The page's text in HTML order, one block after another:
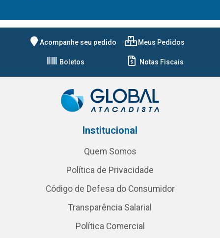
Acompanhe seu pedido Meus Pedidos
Boletos Notas Fiscais
Institucional
Quem Somos
Política de Privacidade
Código de Defesa do Consumidor
Transparência Salarial
Política Comercial